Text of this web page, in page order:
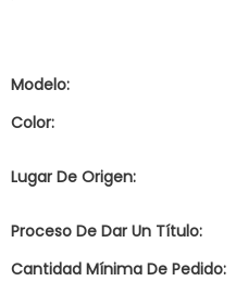
Modelo:
Color:
Lugar De Origen:
Proceso De Dar Un Título:
Cantidad Mínima De Pedido: